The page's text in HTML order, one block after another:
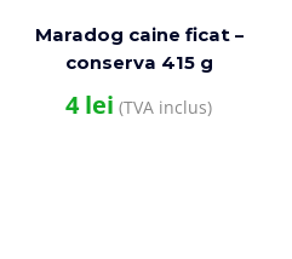
Maradog caine ficat –
conserva 415 g
4lei (TVA inclus)